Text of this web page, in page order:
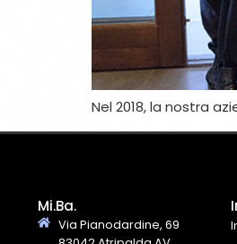
Nel 2018, la nostra
Mi.Ba.
Via Pianodardine, 69